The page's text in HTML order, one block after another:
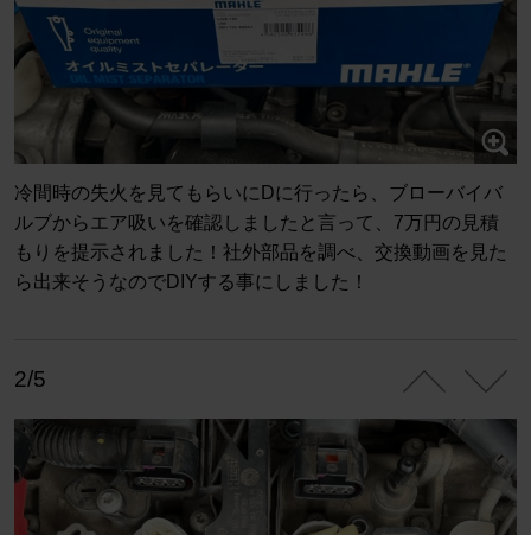
冷間時の失火を見てもらいにDに行ったら、ブローバイバ
ルブからエア吸いを確認しましたと言って、7万円の見積
もりを提示されました！社外部品を調べ、交換動画を見た
ら出来そうなのでDIYする事にしました！
2/5